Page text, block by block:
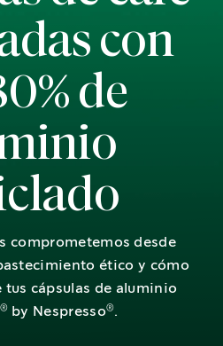
con
de
comprometemos desde
ético y cómo
cápsulas de aluminio
®by Nespresso®.